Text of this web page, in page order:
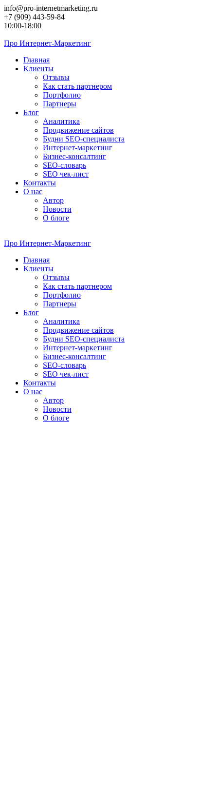
Перейти
к
контенту
info@pro-internetmarketing.ru
+7 (909) 443-59-84
10:00-18:00
Про Интернет-Маркетинг
Главная
Клиенты
Отзывы
Как стать партнером
Портфолио
Партнеры
Блог
Аналитика
Продвижение сайтов
Будни SEO-специалиста
Интернет-маркетинг
Бизнес-консалтинг
SEO-словарь
SEO чек-лист
Контакты
О нас
Автор
Новости
О блоге
Про Интернет-Маркетинг
Главная
Клиенты
Отзывы
Как стать партнером
Портфолио
Партнеры
Блог
Аналитика
Продвижение сайтов
Будни SEO-специалиста
Интернет-маркетинг
Бизнес-консалтинг
SEO-словарь
SEO чек-лист
Контакты
О нас
Автор
Новости
О блоге